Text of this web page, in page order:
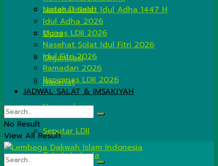
Lintas Daerah
Opini
Organisasi
Nasehat
Nasional
Seputar LDII
Tahukah Anda
Nasehat Salat Idul Adha 1447 H
Idul Adha 2026
Munas LDII 2026
Nasehat Solat Idul Fitri 2026
Idul Fitri 2026
Ramadan 2026
Rapimnas LDII 2026
JADWAL SALAT & IMSAKIYAH
No Result
View All Result